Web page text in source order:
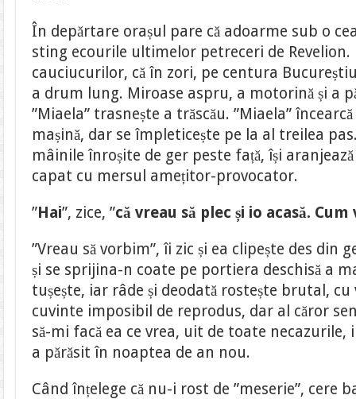
ist
trist
și
șampanie
cu
gust
de
cireșe
amare
În depărtare orașul pare că adoarme sub o
sting ecourile ultimelor petreceri de
cauciucurilor, că în zori, pe centura
a drum lung. Miroase aspru, a motorină și a
”Miaela” trasnește a trăscău. ”Miaela”
mașină, dar se împleticește pe la al treilea
mâinile înroșite de ger peste față, își
capat cu mersul amețitor-provocator.
”Hai”, zice, ”că vreau să plec și io acasă. Cum
”Vreau să vorbim”, îi zic și ea clipește des din
și se sprijina-n coate pe portiera deschisă a
tușește, iar râde și deodată rostește brutal,
cuvinte imposibil de reprodus, dar al căror
să-mi facă ea ce vrea, uit de toate necazurile,
a părăsit în noaptea de an nou.
Când înțelege că nu-i rost de ”meserie”, cere